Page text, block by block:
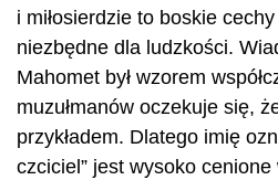
i miłosierdzie to boskie
niezbędne dla ludzkości.
Mahomet był wzorem
muzułmanów oczekuje się,
przykładem. Dlatego imię
czciciel” jest wysoko